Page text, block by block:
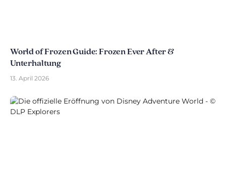
World of Frozen Guide: Frozen Ever After &
Unterhaltung
13. April 2026